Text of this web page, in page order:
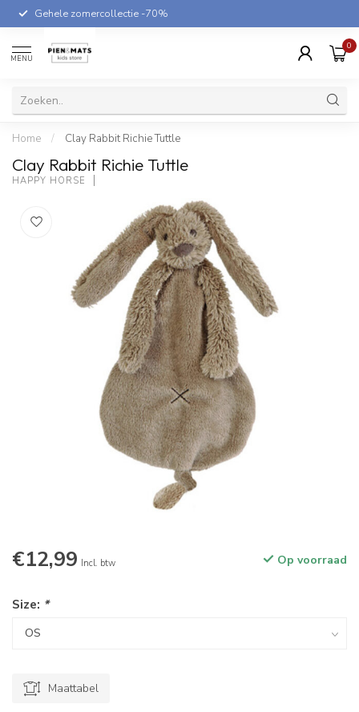
Gehele zomercollectie -70%
MENU
0
Home / Clay Rabbit Richie Tuttle
Clay Rabbit Richie Tuttle
HAPPY HORSE
€12,99 Incl. btw Op voorraad
Size: *
Maattabel